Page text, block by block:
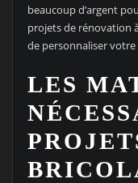
beaucoup d’argent
projets de rénovation
de personnaliser
LES